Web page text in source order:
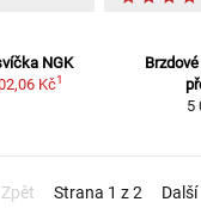
NGK
Kč1
5
Zpět Strana 1 z 2 Další